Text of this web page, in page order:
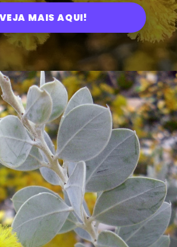
VEJA MAIS AQUI!